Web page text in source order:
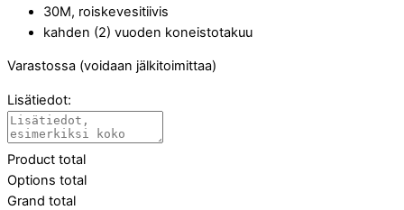
30M, roiskevesitiivis
kahden (2) vuoden koneistotakuu
Varastossa (voidaan jälkitoimittaa)
Lisätiedot:
Product total
Options total
Grand total